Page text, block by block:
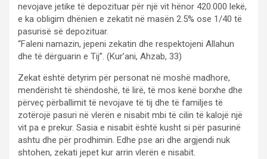
nevojave jetike të depozituar për një vit hënor 420.000 lekë,
e ka obligim dhënien e zekatit në masën 2.5% ose 1/40 të
pasurisë së depozituar.
“Faleni namazin, jepeni zekatin dhe respektojeni Allahun
dhe të dërguarin e Tij”. (Kur’ani, Ahzab, 33)
Zekat është detyrim për personat në moshë madhore,
mendërisht të shëndoshë, të lirë, të mos kenë borxhe dhe
përveç përballimit të nevojave të tij dhe të familjes të
zotërojë pasuri në vlerën e nisabit mbi të cilin të kalojë një
vit pa e prekur. Sasia e nisabit është kusht si për pasurinë
ashtu dhe për prodhimin. Edhe pse ari dhe argjendi nuk
shtohen, zekati jepet kur arrin vlerën e nisabit.